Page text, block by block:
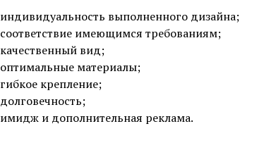
индивидуальность выполненного дизайна;
соответствие имеющимся требованиям;
качественный вид;
оптимальные материалы;
гибкое крепление;
долговечность;
имидж и дополнительная реклама.